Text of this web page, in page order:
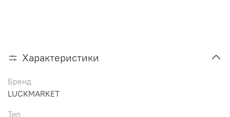
Характеристики
Бренд
LUCKMARKET
Тип